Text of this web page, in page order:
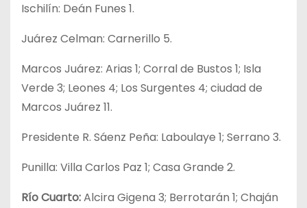
Ischilín: Deán Funes 1.
Juárez Celman: Carnerillo 5.
Marcos Juárez: Arias 1; Corral de Bustos 1; Isla
Verde 3; Leones 4; Los Surgentes 4; ciudad de
Marcos Juárez 11.
Presidente R. Sáenz Peña: Laboulaye 1; Serrano 3.
Punilla: Villa Carlos Paz 1; Casa Grande 2.
Río Cuarto:Alcira Gigena 3; Berrotarán 1; Chaján